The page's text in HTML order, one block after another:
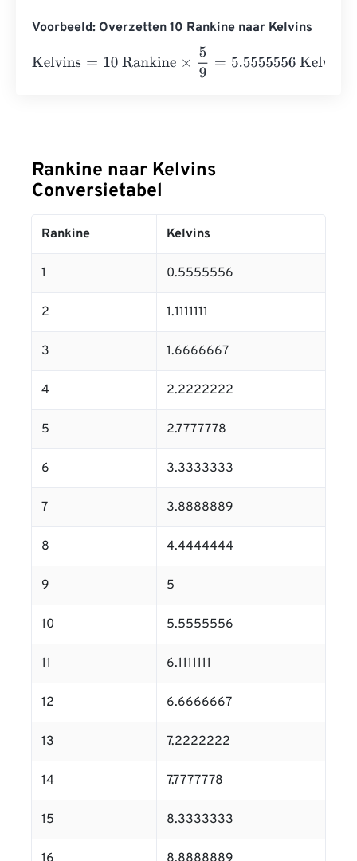
Voorbeeld: Overzetten 10 Rankine naar Kelvins
Kelvins
10 Rankine × 5 5.5555556 Kelvins
Rankine naar Kelvins
Conversietabel
Rankine Kelvins
1 0.5555556
2 1.1111111
3 1.6666667
4 2.2222222
5 2.7777778
6 3.3333333
7 3.8888889
8 4.4444444
9 5
10 5.5555556
11 6.1111111
12 6.6666667
13 7.2222222
14 7.7777778
15 8.3333333